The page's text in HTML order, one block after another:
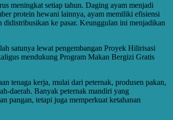
meningkat setiap tahun. Daging ayam menjadi
protein hewani lainnya, ayam memiliki efisiensi
ke pasar. Keunggulan ini menjadikan
satunya lewat pengembangan Proyek Hilirisasi
mendukung Program Makan Bergizi Gratis
tenaga kerja, mulai dari peternak, produsen pakan,
daerah. Banyak peternak mandiri yang
pangan, tetapi juga memperkuat ketahanan